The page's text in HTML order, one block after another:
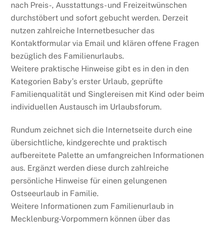
nach Preis-, Ausstattungs- und Freizeitwünschen
durchstöbert und sofort gebucht werden. Derzeit
nutzen zahlreiche Internetbesucher das
Kontaktformular via Email und klären offene Fragen
bezüglich des Familienurlaubs.
Weitere praktische Hinweise gibt es in den in den
Kategorien Baby’s erster Urlaub, geprüfte
Familienqualität und Singlereisen mit Kind oder beim
individuellen Austausch im Urlaubsforum.
Rundum zeichnet sich die Internetseite durch eine
übersichtliche, kindgerechte und praktisch
aufbereitete Palette an umfangreichen Informationen
aus. Ergänzt werden diese durch zahlreiche
persönliche Hinweise für einen gelungenen
Ostseeurlaub in Familie.
Weitere Informationen zum Familienurlaub in
Mecklenburg-Vorpommern können über das